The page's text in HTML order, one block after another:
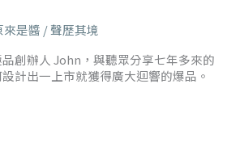
來是醬 /聲歷其境
創辦人 John，與聽眾分享七年多來的
計出一上市就獲得廣大迴響的爆品。